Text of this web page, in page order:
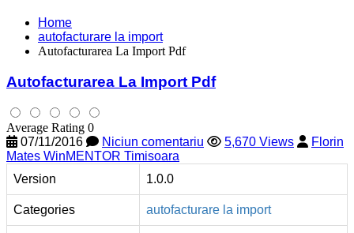
Home
autofacturare la import
Autofacturarea La Import Pdf
Autofacturarea La Import Pdf
Average Rating 0
07/11/2016
Niciun comentariu 5,670 Views
Florin
Mates WinMENTOR Timisoara
Version
1.0.0
Categories autofacturare la import